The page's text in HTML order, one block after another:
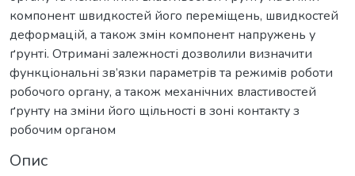
компонент швидкостей його переміщень, швидкостей
деформацій, а також змін компонент напружень у
ґрунті. Отримані залежності дозволили визначити
функціональні зв’язки параметрів та режимів роботи
робочого органу, а також механічних властивостей
ґрунту на зміни його щільності в зоні контакту з
робочим органом
Опис